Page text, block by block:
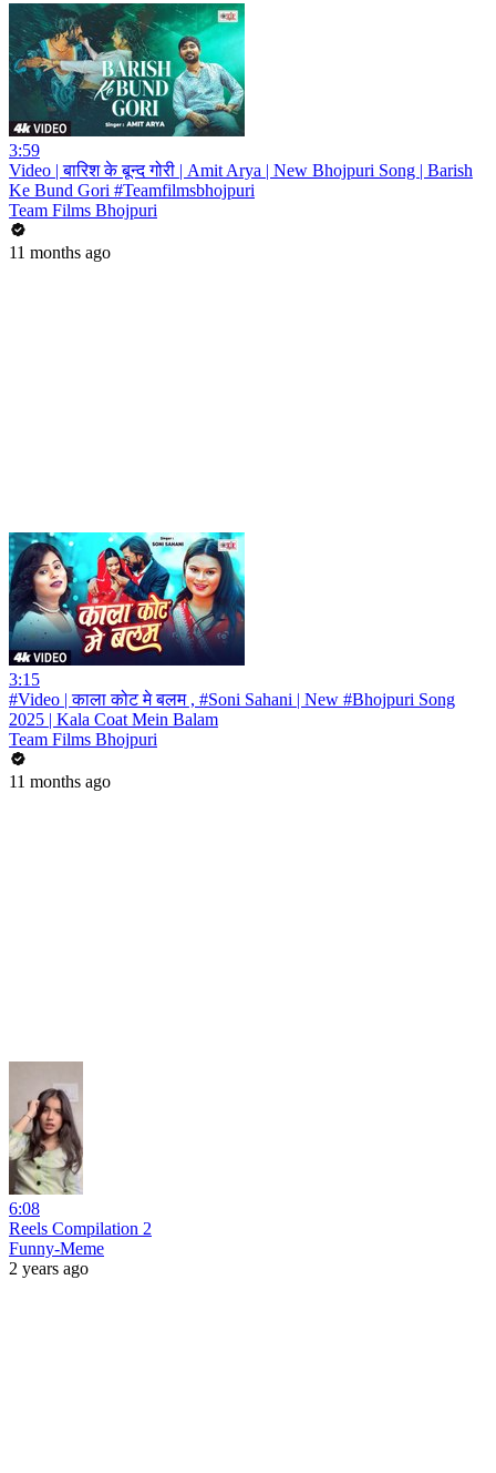
3:59
Video | बारिश के बून्द गोरी | Amit Arya | New Bhojpuri Song | Barish
Ke Bund Gori #Teamfilmsbhojpuri
Team Films Bhojpuri
11 months ago
3:15
#Video | काला कोट मे बलम , #Soni Sahani | New #Bhojpuri Song
2025 | Kala Coat Mein Balam
Team Films Bhojpuri
11 months ago
6:08
Reels Compilation 2
Funny-Meme
2 years ago